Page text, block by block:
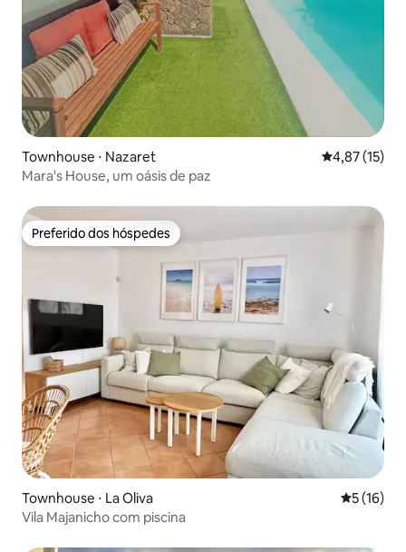
Townhouse ⋅ Nazaret 4,87 de uma
4,87 (15)
Mara's House, um oásis de paz
Preferido dos hóspedes
Preferido dos hóspedes
Townhouse ⋅ La Oliva 5 de uma
5 (16)
Vila Majanicho com piscina